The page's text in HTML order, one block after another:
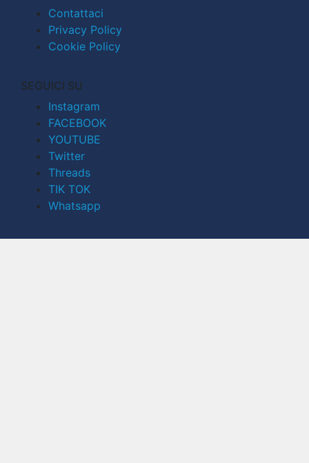
Contattaci
Privacy Policy
Cookie Policy
SEGUICI SU
Instagram
FACEBOOK
YOUTUBE
Twitter
Threads
TIK TOK
Whatsapp